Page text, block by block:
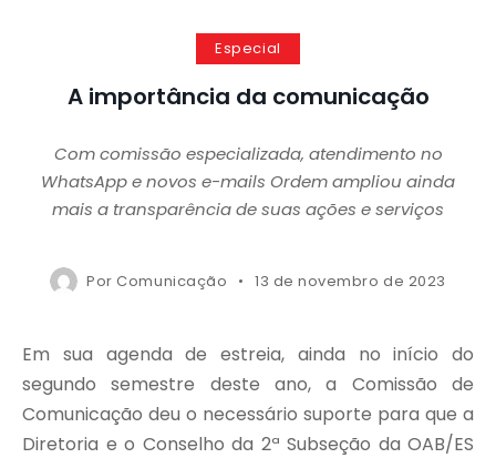
Especial
A importância da comunicação
Com comissão especializada, atendimento no
WhatsApp e novos e-mails Ordem ampliou ainda
mais a transparência de suas ações e serviços
PorComunicação 13 de novembro de 2023
Em sua agenda de estreia, ainda no início do
segundo semestre deste ano, a Comissão de
Comunicação deu o necessário suporte para que a
Diretoria e o Conselho da 2ª Subseção da OAB/ES